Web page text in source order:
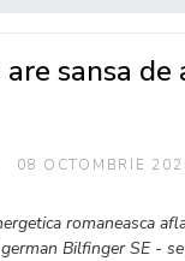
are sansa
08 OCTOMBRIE
romaneasca
Bilfinger SE -